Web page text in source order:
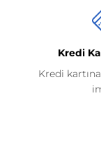
Kredi
Kredi